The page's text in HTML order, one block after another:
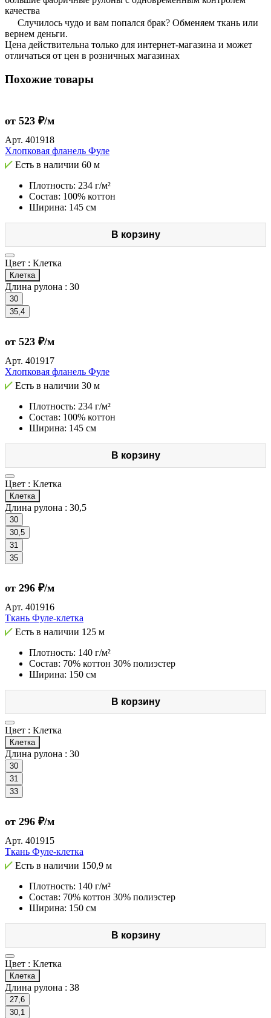
качества
Случилось чудо и вам попался брак? Обменяем ткань или
вернем деньги.
Цена действительна только для интернет-магазина и может
отличаться от цен в розничных магазинах
Похожие товары
от 523 ₽/м
Арт. 401918
Хлопковая фланель Фуле
Есть в наличии 60 м
Плотность: 234 г/м²
Состав: 100% коттон
Ширина: 145 см
В корзину
Цвет : Клетка
Клетка
Длина рулона : 30
30
35,4
от 523 ₽/м
Арт. 401917
Хлопковая фланель Фуле
Есть в наличии 30 м
Плотность: 234 г/м²
Состав: 100% коттон
Ширина: 145 см
В корзину
Цвет : Клетка
Клетка
Длина рулона : 30,5
30
30,5
31
35
от 296 ₽/м
Арт. 401916
Ткань Фуле-клетка
Есть в наличии 125 м
Плотность: 140 г/м²
Состав: 70% коттон 30% полиэстер
Ширина: 150 см
В корзину
Цвет : Клетка
Клетка
Длина рулона : 30
30
31
33
от 296 ₽/м
Арт. 401915
Ткань Фуле-клетка
Есть в наличии 150,9 м
Плотность: 140 г/м²
Состав: 70% коттон 30% полиэстер
Ширина: 150 см
В корзину
Цвет : Клетка
Клетка
Длина рулона : 38
27,6
30,1